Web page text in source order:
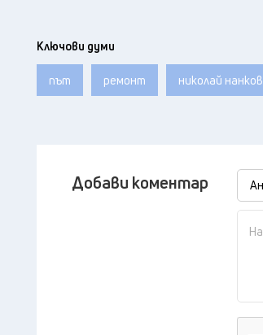
Ключови думи
път ремонт николай нанков
Добави коментар